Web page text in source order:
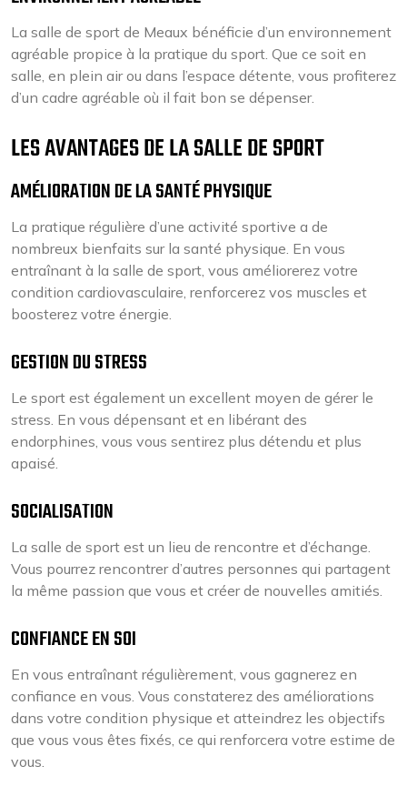
La salle de sport de Meaux bénéficie d’un environnement
agréable propice à la pratique du sport. Que ce soit en
salle, en plein air ou dans l’espace détente, vous profiterez
d’un cadre agréable où il fait bon se dépenser.
LES AVANTAGES DE LA SALLE DE SPORT
AMÉLIORATION DE LA SANTÉ PHYSIQUE
La pratique régulière d’une activité sportive a de
nombreux bienfaits sur la santé physique. En vous
entraînant à la salle de sport, vous améliorerez votre
condition cardiovasculaire, renforcerez vos muscles et
boosterez votre énergie.
GESTION DU STRESS
Le sport est également un excellent moyen de gérer le
stress. En vous dépensant et en libérant des
endorphines, vous vous sentirez plus détendu et plus
apaisé.
SOCIALISATION
La salle de sport est un lieu de rencontre et d’échange.
Vous pourrez rencontrer d’autres personnes qui partagent
la même passion que vous et créer de nouvelles amitiés.
CONFIANCE EN SOI
En vous entraînant régulièrement, vous gagnerez en
confiance en vous. Vous constaterez des améliorations
dans votre condition physique et atteindrez les objectifs
que vous vous êtes fixés, ce qui renforcera votre estime de
vous.